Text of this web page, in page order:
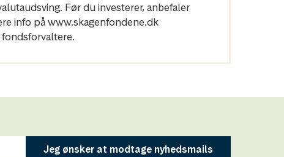
Før du investerer, anbefaler
info på www.skagenfondene.dk
fondsforvaltere.
Jeg ønsker at modtage nyhedsmails